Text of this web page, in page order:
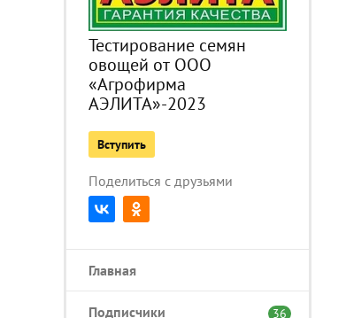
Тестирование семян
овощей от ООО
«Агрофирма
АЭЛИТА»-2023
Вступить
Поделиться с друзьями
Главная
Подписчики 36